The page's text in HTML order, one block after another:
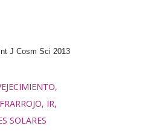
J Cosm Sci 2013
IR
SOLARES